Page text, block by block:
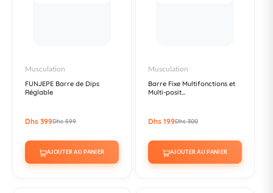
Musculation
FUNJEPE Barre de Dips
Réglable
Dhs 399Dhs 599
AJOUTER AU PANIER
Musculation
Barre Fixe Multifonctions et
Multi-posit...
Dhs 199Dhs 300
AJOUTER AU PANIER